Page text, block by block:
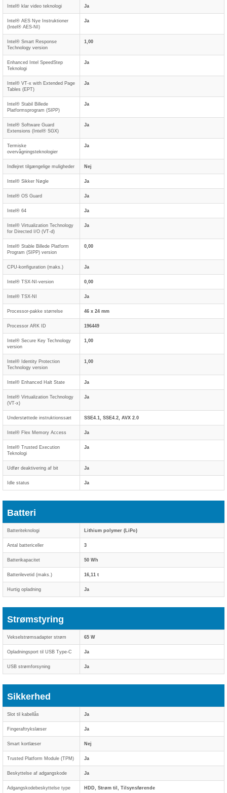
Intel® klar video teknologi Ja
Intel® AES Nye Instruktioner
(Intel® AES-NI)
Ja
Intel® Smart Response
Technology version
1,00
Enhanced Intel SpeedStep
Teknologi
Ja
Intel® VT-x with Extended Page
Tables (EPT)
Ja
Intel® Stabil Billede
Platformsprogram (SIPP)
Ja
Intel® Software Guard
Extensions (Intel® SGX)
Ja
Termiske
overvågningsteknologier
Ja
Indlejret tilgængelige muligheder Nej
Intel® Sikker Nøgle Ja
Intel® OS Guard Ja
Intel® 64 Ja
Intel® Virtualization Technology
for Directed I/O (VT-d)
Ja
Intel® Stable Billede Platform
Program (SIPP) version
0,00
CPU-konfiguration (maks.) Ja
Intel® TSX-NI-version 0,00
Intel® TSX-NI Ja
Processor-pakke størrelse 46 x 24 mm
Processor ARK ID 196449
Intel® Secure Key Technology
version
1,00
Intel® Identity Protection
Technology version
1,00
Intel® Enhanced Halt State Ja
Intel® Virtualization Technology
(VT-x)
Ja
Understøttede instruktionssæt SSE4.1, SSE4.2, AVX 2.0
Intel® Flex Memory Access Ja
Intel® Trusted Execution
Teknologi
Ja
Udfør deaktivering af bit Ja
Idle status Ja
Batteri
Batteriteknologi Lithium polymer (LiPo)
Antal battericeller 3
Batterikapacitet 50 Wh
Batterilevetid (maks.) 16,11 t
Hurtig opladning Ja
Strømstyring
Vekselstrømsadapter strøm 65 W
Opladningsport til USB Type-C Ja
USB strømforsyning Ja
Sikkerhed
Slot til kabellås Ja
Fingeraftrykslæser Ja
Smart kortlæser Nej
Trusted Platform Module (TPM) Ja
Beskyttelse af adgangskode Ja
Adgangskodebeskyttelse type HDD, Strøm til, Tilsynsførende